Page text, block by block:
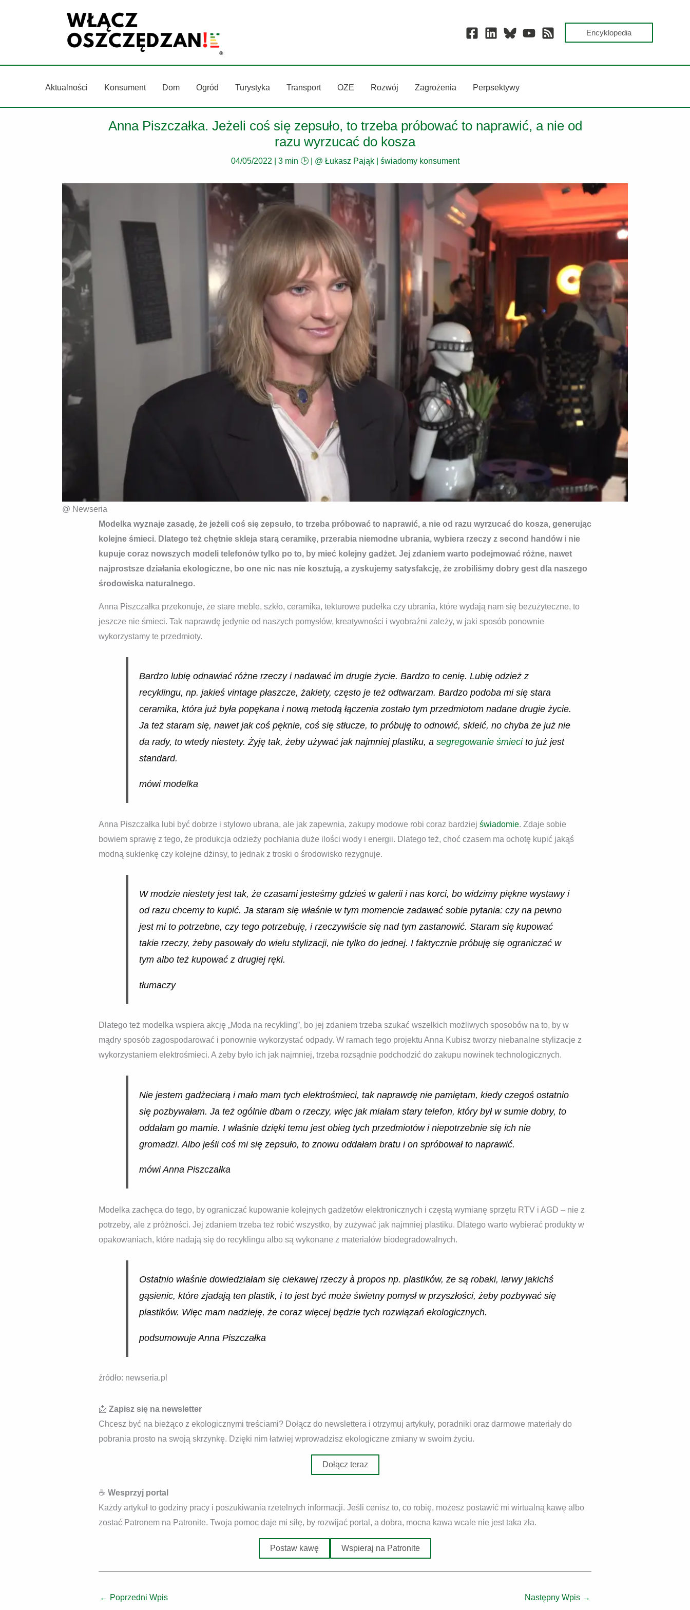
Encyklopedia
Aktualności Konsument Dom Ogród Turystyka Transport OZE Rozwój Zagrożenia Perpsektywy
Anna Piszczałka. Jeżeli coś się zepsuło, to trzeba próbować to naprawić, a nie od
razu wyrzucać do kosza
04/05/2022 3 min 🕒| @ Łukasz Pająk świadomy konsument
@ Newseria
Modelka wyznaje zasadę, że jeżeli coś się zepsuło, to trzeba próbować to naprawić, a nie od razu wyrzucać do kosza, generując
kolejne śmieci. Dlatego też chętnie skleja starą ceramikę, przerabia niemodne ubrania, wybiera rzeczy z second handów i nie
kupuje coraz nowszych modeli telefonów tylko po to, by mieć kolejny gadżet. Jej zdaniem warto podejmować różne, nawet
najprostsze działania ekologiczne, bo one nic nas nie kosztują, a zyskujemy satysfakcję, że zrobiliśmy dobry gest dla naszego
środowiska naturalnego.
Anna Piszczałka przekonuje, że stare meble, szkło, ceramika, tekturowe pudełka czy ubrania, które wydają nam się bezużyteczne, to
jeszcze nie śmieci. Tak naprawdę jedynie od naszych pomysłów, kreatywności i wyobraźni zależy, w jaki sposób ponownie
wykorzystamy te przedmioty.
Bardzo lubię odnawiać różne rzeczy i nadawać im drugie życie. Bardzo to cenię. Lubię odzież z
recyklingu, np. jakieś vintage płaszcze, żakiety, często je też odtwarzam. Bardzo podoba mi się stara
ceramika, która już była popękana i nową metodą łączenia zostało tym przedmiotom nadane drugie życie.
Ja też staram się, nawet jak coś pęknie, coś się stłucze, to próbuję to odnowić, skleić, no chyba że już nie
da rady, to wtedy niestety. Żyję tak, żeby używać jak najmniej plastiku, a segregowanie śmieci to już jest
standard.
mówi modelka
Anna Piszczałka lubi być dobrze i stylowo ubrana, ale jak zapewnia, zakupy modowe robi coraz bardziej świadomie. Zdaje sobie
bowiem sprawę z tego, że produkcja odzieży pochłania duże ilości wody i energii. Dlatego też, choć czasem ma ochotę kupić jakąś
modną sukienkę czy kolejne dżinsy, to jednak z troski o środowisko rezygnuje.
W modzie niestety jest tak, że czasami jesteśmy gdzieś w galerii i nas korci, bo widzimy piękne wystawy i
od razu chcemy to kupić. Ja staram się właśnie w tym momencie zadawać sobie pytania: czy na pewno
jest mi to potrzebne, czy tego potrzebuję, i rzeczywiście się nad tym zastanowić. Staram się kupować
takie rzeczy, żeby pasowały do wielu stylizacji, nie tylko do jednej. I faktycznie próbuję się ograniczać w
tym albo też kupować z drugiej ręki.
tłumaczy
Dlatego też modelka wspiera akcję „Moda na recykling”, bo jej zdaniem trzeba szukać wszelkich możliwych sposobów na to, by w
mądry sposób zagospodarować i ponownie wykorzystać odpady. W ramach tego projektu Anna Kubisz tworzy niebanalne stylizacje z
wykorzystaniem elektrośmieci. A żeby było ich jak najmniej, trzeba rozsądnie podchodzić do zakupu nowinek technologicznych.
Nie jestem gadżeciarą i mało mam tych elektrośmieci, tak naprawdę nie pamiętam, kiedy czegoś ostatnio
się pozbywałam. Ja też ogólnie dbam o rzeczy, więc jak miałam stary telefon, który był w sumie dobry, to
oddałam go mamie. I właśnie dzięki temu jest obieg tych przedmiotów i niepotrzebnie się ich nie
gromadzi. Albo jeśli coś mi się zepsuło, to znowu oddałam bratu i on spróbował to naprawić.
mówi Anna Piszczałka
Modelka zachęca do tego, by ograniczać kupowanie kolejnych gadżetów elektronicznych i częstą wymianę sprzętu RTV i AGD – nie z
potrzeby, ale z próżności. Jej zdaniem trzeba też robić wszystko, by zużywać jak najmniej plastiku. Dlatego warto wybierać produkty w
opakowaniach, które nadają się do recyklingu albo są wykonane z materiałów biodegradowalnych.
Ostatnio właśnie dowiedziałam się ciekawej rzeczy à propos np. plastików, że są robaki, larwy jakichś
gąsienic, które zjadają ten plastik, i to jest być może świetny pomysł w przyszłości, żeby pozbywać się
plastików. Więc mam nadzieję, że coraz więcej będzie tych rozwiązań ekologicznych.
podsumowuje Anna Piszczałka
źródło: newseria.pl
📩 Zapisz się na newsletter
Chcesz być na bieżąco z ekologicznymi treściami? Dołącz do newslettera i otrzymuj artykuły, poradniki oraz darmowe materiały do
pobrania prosto na swoją skrzynkę. Dzięki nim łatwiej wprowadzisz ekologiczne zmiany w swoim życiu.
Dołącz teraz
☕ Wesprzyj portal
Każdy artykuł to godziny pracy i poszukiwania rzetelnych informacji. Jeśli cenisz to, co robię, możesz postawić mi wirtualną kawę albo
zostać Patronem na Patronite. Twoja pomoc daje mi siłę, by rozwijać portal, a dobra, mocna kawa wcale nie jest taka zła.
Postaw kawę Wspieraj na Patronite
← Poprzedni Wpis Następny Wpis →